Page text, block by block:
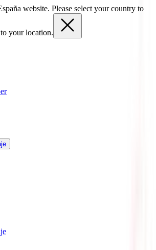
website. Please select your country to
your location.